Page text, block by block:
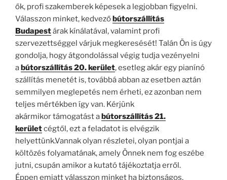
ők, profi szakemberek képesek a legjobban figyelni.
Válasszon minket, kedvezőbútorszállítás
Budapestárak kínálatával, valamint profi
szervezettséggel várjuk megkeresését! Talán Ön is úgy
gondolja, hogy átgondolással végig tudja vezényelni
abútorszállítás 20. kerület, esetleg akár egy pianínó
szállítás menetét is, továbbá abban az esetben aztán
semmilyen meglepetés nem érheti, ez azonban nem
teljes mértékben így van. Kérjünk
akármikor támogatást abútorszállítás 21.
kerületcégtől, ezt a feladatot is elvégzik
helyettünk.Vannak olyan részletei, olyan pontjai a
költözés folyamatának, amely Önnek nem fog eszébe
jutni, csupán amikor a kutató tájékoztatja erről.
Éppen emiatt válasszon minket ha biztonságos,